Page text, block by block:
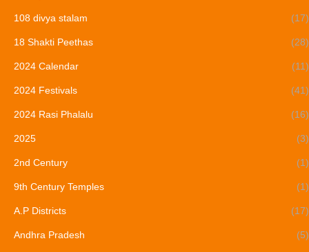
108 divya stalam (17)
18 Shakti Peethas (28)
2024 Calendar (11)
2024 Festivals (41)
2024 Rasi Phalalu (16)
2025 (3)
2nd Century (1)
9th Century Temples (1)
A.P Districts (17)
Andhra Pradesh (5)